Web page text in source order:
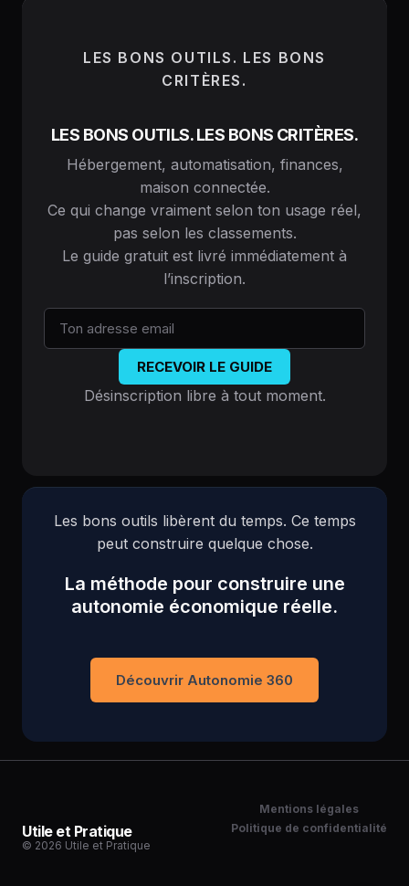
LES BONS OUTILS. LES BONS
CRITÈRES.
LES BONS OUTILS. LES BONS CRITÈRES.
Hébergement, automatisation, finances,
maison connectée.
Ce qui change vraiment selon ton usage réel,
pas selon les classements.
Le guide gratuit est livré immédiatement à
l’inscription.
RECEVOIR LE GUIDE
Désinscription libre à tout moment.
Les bons outils libèrent du temps. Ce temps
peut construire quelque chose.
La méthode pour construire une
autonomie économique réelle.
Découvrir Autonomie 360
Utile et Pratique
Mentions légales
Politique de confidentialité